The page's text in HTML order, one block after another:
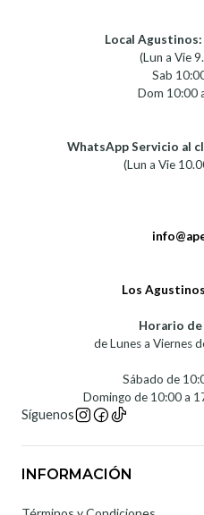
Local Agustinos:
(Lun a Vie
Sab
Dom 10:00
WhatsApp Servicio al
(Lun a Vie
Los
Horario
de Lunes a Viernes
Sábado de
Domingo de 10:00 a
Síguenos
INFORMACIÓN